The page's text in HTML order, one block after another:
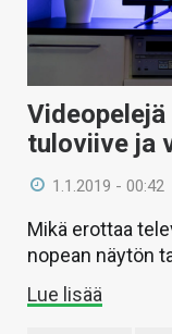
tuloviive ja
1.1.2019 - 00:42
Mikä erottaa
nopean näytön
Lue lisää